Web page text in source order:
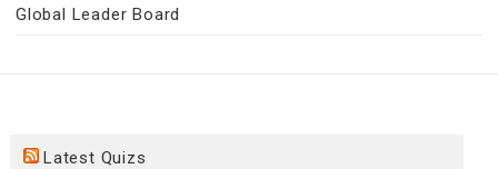
Global Leader Board
Latest Quizs